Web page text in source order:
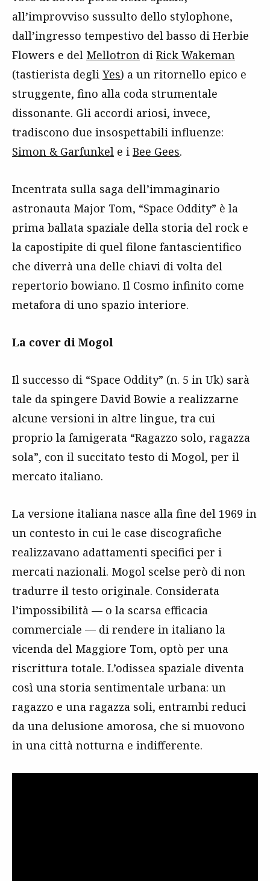
all’improvviso sussulto dello stylophone,
dall’ingresso tempestivo del basso di Herbie
Flowers e del Mellotron di Rick Wakeman
(tastierista degli Yes) a un ritornello epico e
struggente, fino alla coda strumentale
dissonante. Gli accordi ariosi, invece,
tradiscono due insospettabili influenze:
Simon & Garfunkel e i Bee Gees.
Incentrata sulla saga dell’immaginario
astronauta Major Tom, “Space Oddity” è la
prima ballata spaziale della storia del rock e
la capostipite di quel filone fantascientifico
che diverrà una delle chiavi di volta del
repertorio bowiano. Il Cosmo infinito come
metafora di uno spazio interiore.
La cover di Mogol
Il successo di “Space Oddity” (n. 5 in Uk) sarà
tale da spingere David Bowie a realizzarne
alcune versioni in altre lingue, tra cui
proprio la famigerata “Ragazzo solo, ragazza
sola”, con il succitato testo di Mogol, per il
mercato italiano.
La versione italiana nasce alla fine del 1969 in
un contesto in cui le case discografiche
realizzavano adattamenti specifici per i
mercati nazionali. Mogol scelse però di non
tradurre il testo originale. Considerata
l’impossibilità — o la scarsa efficacia
commerciale — di rendere in italiano la
vicenda del Maggiore Tom, optò per una
riscrittura totale. L’odissea spaziale diventa
così una storia sentimentale urbana: un
ragazzo e una ragazza soli, entrambi reduci
da una delusione amorosa, che si muovono
in una città notturna e indifferente.